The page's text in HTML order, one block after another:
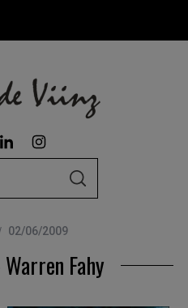
S
02/06/2009
Fahy